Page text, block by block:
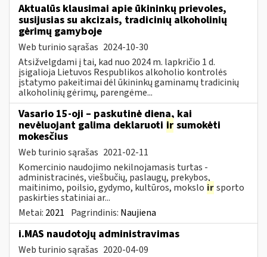
Aktualūs klausimai apie ūkininkų prievoles,
susijusias su akcizais, tradicinių alkoholinių
gėrimų gamyboje
Web turinio sąrašas 2024-10-30
Atsižvelgdami į tai, kad nuo 2024 m. lapkričio 1 d.
įsigalioja Lietuvos Respublikos alkoholio kontrolės
įstatymo pakeitimai dėl ūkininkų gaminamų tradicinių
alkoholinių gėrimų, parengėme...
Vasario 15-oji – paskutinė diena, kai
nevėluojant galima deklaruoti ir sumokėti
mokesčius
Web turinio sąrašas 2021-02-11
Komercinio naudojimo nekilnojamasis turtas -
administracinės, viešbučių, paslaugų, prekybos,
maitinimo, poilsio, gydymo, kultūros, mokslo irsporto
paskirties statiniai ar...
Metai: 2021 Pagrindinis: Naujiena
i.MAS naudotojų administravimas
Web turinio sąrašas 2020-04-09